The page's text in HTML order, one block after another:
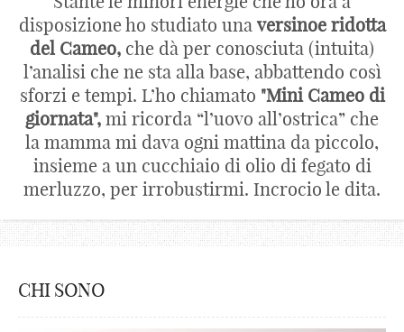
disposizione ho studiato una versinoe ridotta
del Cameo, che dà per conosciuta (intuita)
l’analisi che ne sta alla base, abbattendo così
sforzi e tempi. L’ho chiamato "Mini Cameo di
giornata", mi ricorda “l’uovo all’ostrica” che
la mamma mi dava ogni mattina da piccolo,
insieme a un cucchiaio di olio di fegato di
merluzzo, per irrobustirmi. Incrocio le dita.
CHI SONO